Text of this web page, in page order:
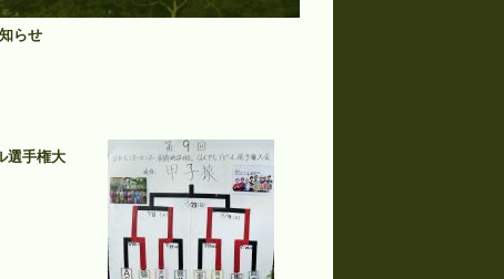
らせ
選手権大